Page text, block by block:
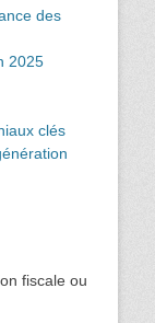
des
2025
clés
fiscale ou